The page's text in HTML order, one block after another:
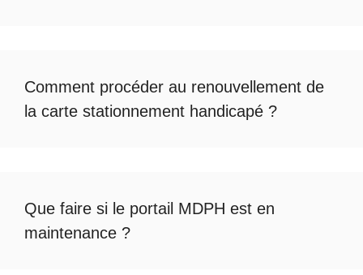
Comment procéder au renouvellement de
la carte stationnement handicapé ?
Que faire si le portail MDPH est en
maintenance ?